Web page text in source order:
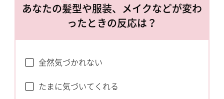
あなたの髪型や服装、メイクなどが変わ
ったときの反応は？
全然気づかれない
たまに気づいてくれる